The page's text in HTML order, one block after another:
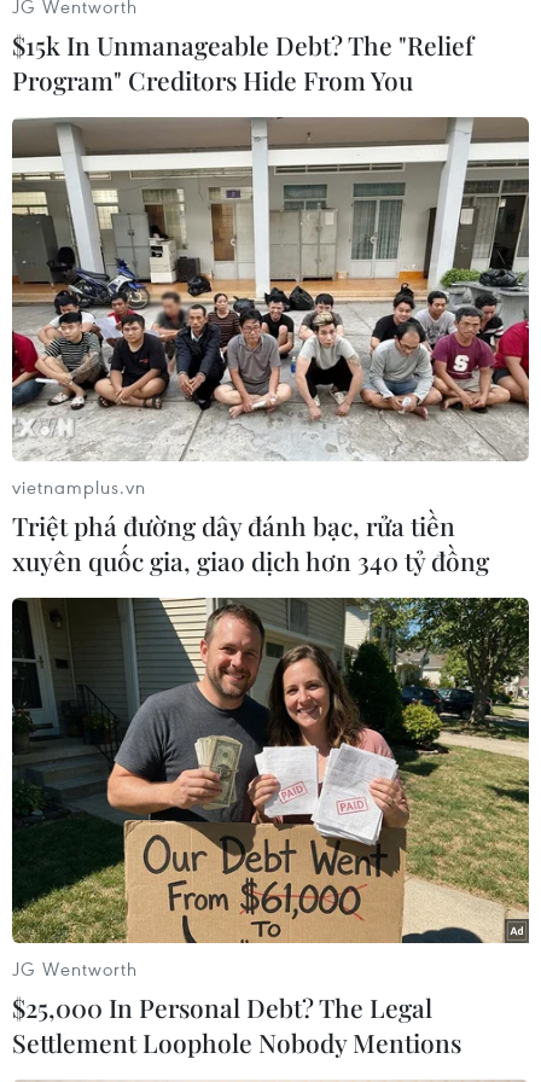
trong đó có hai loại - Soberana 2 và Abdala -
đang được thử nghiệm giai đoạn cuối./.
#Cuba #BioCubaFarma
#Vaccine Soberana 2
#Vaccine ngừa COVID-19
Cuba
Theo dõi VietnamPlus
TIN LIÊN QUAN
JG Wentworth
$15k In Unmanageable Debt? The "Relief
Program" Creditors Hide From You
vietnamplus.vn
Triệt phá đường dây đánh bạc, rửa tiền
xuyên quốc gia, giao dịch hơn 340 tỷ đồng
JG Wentworth
$25,000 In Personal Debt? The Legal
Settlement Loophole Nobody Mentions